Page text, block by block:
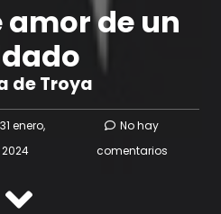
amor de un
de Troya
31 enero,
2024
No hay
comentarios